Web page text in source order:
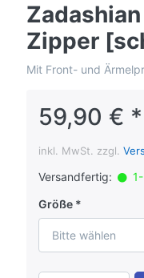
Zipper
Mit Front- und
59,90 € *
inkl. MwSt. zzgl.
Versandfertig:
Größe
Bitte wählen